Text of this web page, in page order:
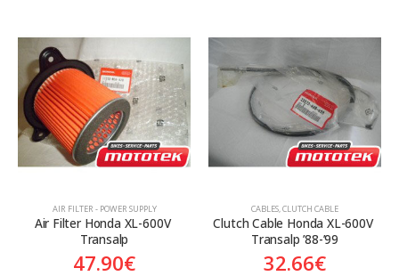
Προϊόν Προέλευση
Aftermarket Aftermarket
Genuine
Γνήσιο
Γνήσιο
On sale
AIR FILTER - POWER SUPPLY
Air Filter Honda XL-600V
Transalp
47.90€
CABLES,CLUTCH CABLE
Clutch Cable Honda XL-600V
Transalp ’88-’99
32.66€